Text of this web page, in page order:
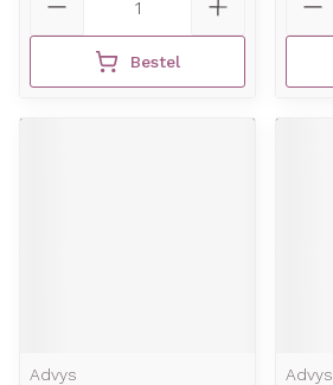
Bestel
Advys
Advys